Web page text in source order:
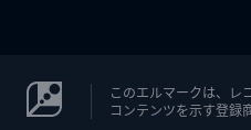
このエルマークは、レ
コンテンツを示す登録